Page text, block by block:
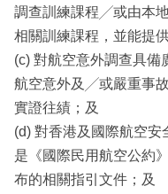
調查訓練課程╱或由本
相關訓練課程，並能提
(c) 對航空意外調查具備
航空意外及╱或嚴重事
實證往績；及
(d) 對香港及國際航空安
是《國際民用航空公約
布的相關指引文件；及